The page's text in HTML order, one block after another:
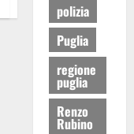
polizia
Puglia
regione
puglia
Renzo
Rubino